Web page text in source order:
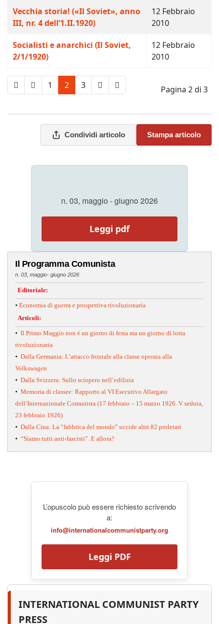
Vecchia storia! («Il Soviet», anno
III, nr. 4 dell’1.II.1920)
12 Febbraio
2010
Socialisti e anarchici (Il Soviet,
2/1/1920)
12 Febbraio
2010
Pagina 2 di 3
1 2 3
Condividi articolo Stampa articolo
n. 03, maggio - giugno 2026
Leggi pdf
Il Programma Comunista
n. 03, maggio- giugno 2026
Editoriale:
• Economia di guerra e prospettiva rivoluzionaria
Articoli:
• Il Primo Maggio non è un giorno di festa ma un giorno di lotta
rivoluzionaria
• Dalla Germania: L’attacco frontale alla classe operaia alla
Volkswagen
• Dalla Svizzera: Sullo sciopero nell’edilizia
• Memoria di classee: Rapporto al VI Esecutivo Allargato
dell’Internazionale Comunista (17 febbraio – 15 marzo 1926. V seduta,
23 febbraio 1926)
• Dalla Cina: La “fabbrica del mondo” uccide altri 82 proletari
• “Siamo tutti anti-fascisti”. E allora?
L’opuscolo può essere richiesto scrivendo
a:
info@internationalcommunistparty.org
Leggi PDF
INTERNATIONAL COMMUNIST PARTY
PRESS